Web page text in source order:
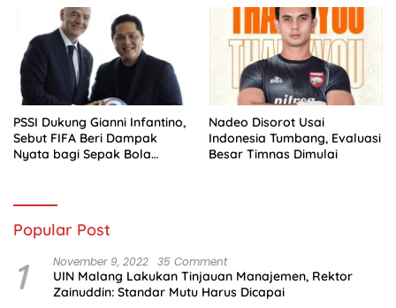
PSSI Dukung Gianni Infantino,
Sebut FIFA Beri Dampak
Nyata bagi Sepak Bola
Nadeo Disorot Usai
Indonesia Tumbang, Evaluasi
Besar Timnas Dimulai
Popular Post
1 November 9, 2022 35 Comment
UIN Malang Lakukan Tinjauan Manajemen, Rektor
Zainuddin: Standar Mutu Harus Dicapai